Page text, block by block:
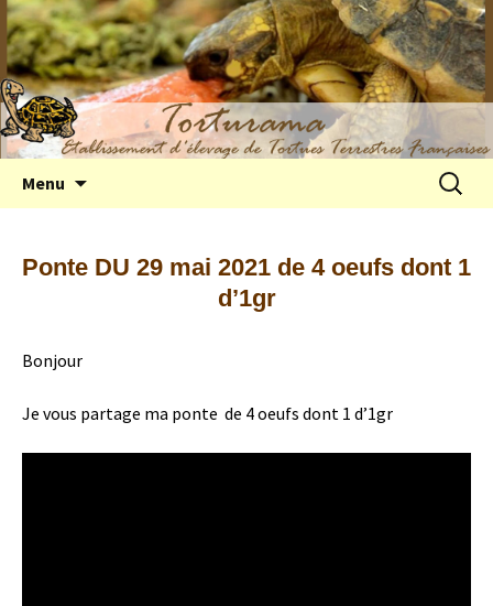
Elevage de tortues terrestres françaises
Hermann
Menu
Ponte DU 29 mai 2021 de 4 oeufs dont 1
d’1gr
Bonjour
Je vous partage ma ponte de 4 oeufs dont 1 d’1gr